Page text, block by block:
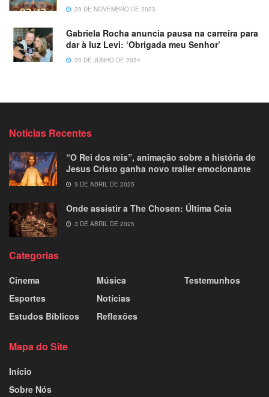
29 DE NOVEMBRO DE 2023
Gabriela Rocha anuncia pausa na carreira para
dar à luz Levi: ‘Obrigada meu Senhor’
20 DE JUNHO DE 2024
Notícias Recentes
“O Rei dos reis”, animação sobre a história de
Jesus Cristo ganha novo trailer emocionante
3 DE ABRIL DE 2025
Onde assistir a The Chosen: Última Ceia
3 DE ABRIL DE 2025
Categorias
Cinema
Esportes
Estudos Bíblicos
Música
Notícias
Reflexões
Testemunhos
Mapa do Site
Início
Sobre Nós